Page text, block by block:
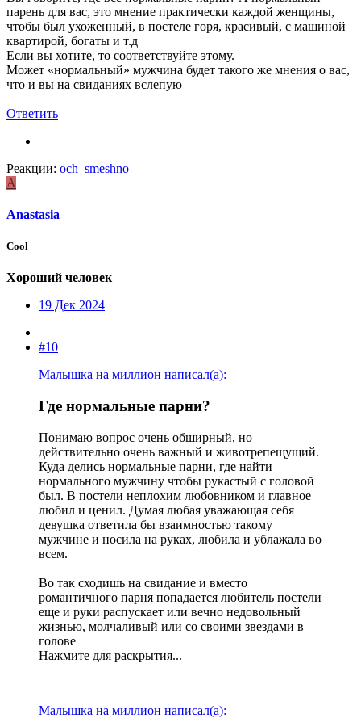
парень для вас, это мнение практически каждой женщины,
чтобы был ухоженный, в постеле горя, красивый, с машиной
квартирой, богаты и т.д
Если вы хотите, то соответствуйте этому.
Может «нормальный» мужчина будет такого же мнения о вас,
что и вы на свиданиях вслепую
Ответить
Реакции: och_smeshno
A
Anastasia
Cool
Хороший человек
19 Дек 2024
#10
Малышка на миллион написал(а):
Где нормальные парни?​
Понимаю вопрос очень обширный, но
действительно очень важный и животрепещущий.
Куда делись нормальные парни, где найти
нормального мужчину чтобы рукастый с головой
был. В постели неплохим любовником и главное
любил и ценил. Думая любая уважающая себя
девушка ответила бы взаимностью такому
мужчине и носила на руках, любила и ублажала во
всем.
Во так сходишь на свидание и вместо
романтичного парня попадается любитель постели
еще и руки распускает или вечно недовольный
жизнью, молчаливый или со своими звездами в
голове
Нажмите для раскрытия...
Малышка на миллион написал(а):